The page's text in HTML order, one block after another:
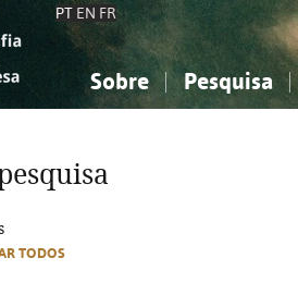
PT EN FR
Sobre Pesquisa
Ciências sociais...
Ciências sociais...
TODOS